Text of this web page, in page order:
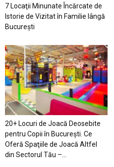
7 Locaţii Minunate Încărcate de
Istorie de Vizitat în Familie lângă
București
20+ Locuri de Joacă Deosebite
pentru Copii în Bucureşti. Ce
Oferă Spaţiile de Joacă Altfel
din Sectorul Tău –...